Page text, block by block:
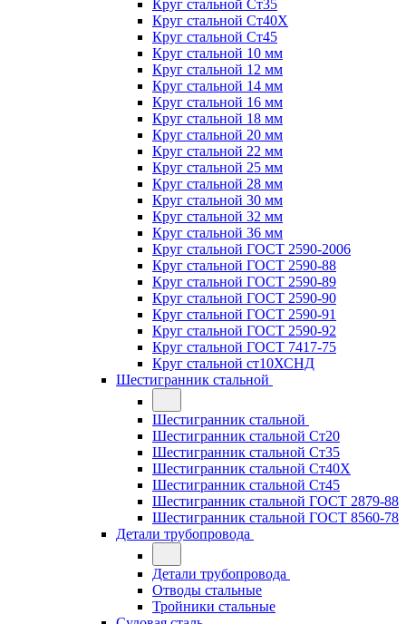
Круг стальной Ст35
Круг стальной Ст40Х
Круг стальной Ст45
Круг стальной 10 мм
Круг стальной 12 мм
Круг стальной 14 мм
Круг стальной 16 мм
Круг стальной 18 мм
Круг стальной 20 мм
Круг стальной 22 мм
Круг стальной 25 мм
Круг стальной 28 мм
Круг стальной 30 мм
Круг стальной 32 мм
Круг стальной 36 мм
Круг стальной ГОСТ 2590-2006
Круг стальной ГОСТ 2590-88
Круг стальной ГОСТ 2590-89
Круг стальной ГОСТ 2590-90
Круг стальной ГОСТ 2590-91
Круг стальной ГОСТ 2590-92
Круг стальной ГОСТ 7417-75
Круг стальной ст10ХСНД
Шестигранник стальной
Шестигранник стальной
Шестигранник стальной Ст20
Шестигранник стальной Ст35
Шестигранник стальной Ст40Х
Шестигранник стальной Ст45
Шестигранник стальной ГОСТ 2879-88
Шестигранник стальной ГОСТ 8560-78
Детали трубопровода
Детали трубопровода
Отводы стальные
Тройники стальные